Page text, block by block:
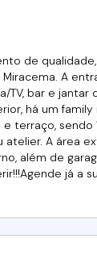
de
A
bar e
há um
terraço,
A área
além de
já a